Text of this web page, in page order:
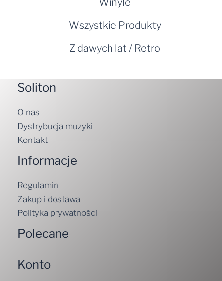
Winyle
Wszystkie Produkty
Z dawych lat / Retro
Soliton
O nas
Dystrybucja muzyki
Kontakt
Informacje
Regulamin
Zakup i dostawa
Polityka prywatności
Polecane
Konto